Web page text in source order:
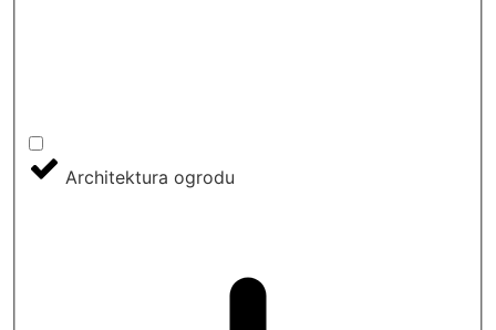
Architektura ogrodu